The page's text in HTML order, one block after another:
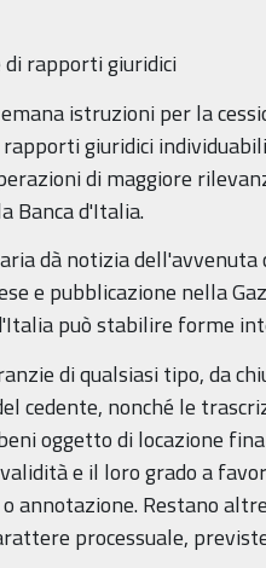
di rapporti giuridici
istruzioni per la
giuridici
di maggiore
Banca d'Italia.
dà notizia
e pubblicazione nella
può stabilire forme
di qualsiasi tipo, da
cedente, nonché le
oggetto di locazione
e il loro grado a
annotazione. Restano
processuale,